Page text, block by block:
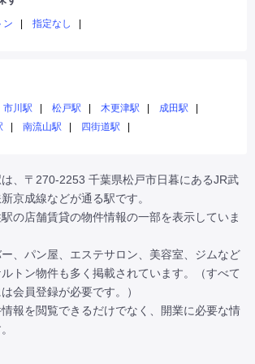
ン 指定なし
市川駅 松戸駅 木更津駅
成田駅
南流山駅 四街道駅
、〒270-2253 千葉県松戸市日暮にあるJR武
京成線などが通る駅です。
の店舗賃貸の物件情報の一部を表示していま
、パン屋、エステサロン、美容室、ジムなど
トン物件も多く掲載されています。（すべて
会員登録が必要です。）
報を閲覧できるだけでなく、開業に必要な情